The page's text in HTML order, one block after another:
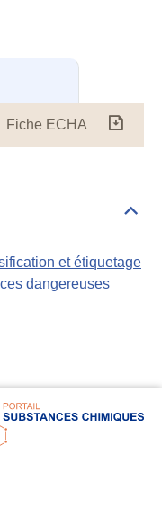
Fiche ECHA
et étiquetage
dangereuses